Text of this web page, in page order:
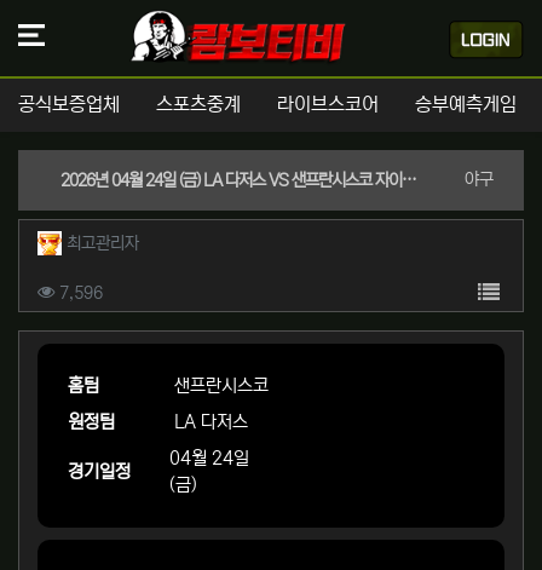
공식보증업체 스포츠중계 라이브스코어 승부예측게임
2026년 04월 24일 (금) LA 다저스 VS 샌프란시스코 자이언츠 메이저리그 스포츠분석 야구분류
작성자 정보
최고관리자작성
컨텐츠 정보
7,596조회 목록
본문
홈팀
샌프란시스코
원정팀
LA 다저스
경기일정
04월 24일
(금)